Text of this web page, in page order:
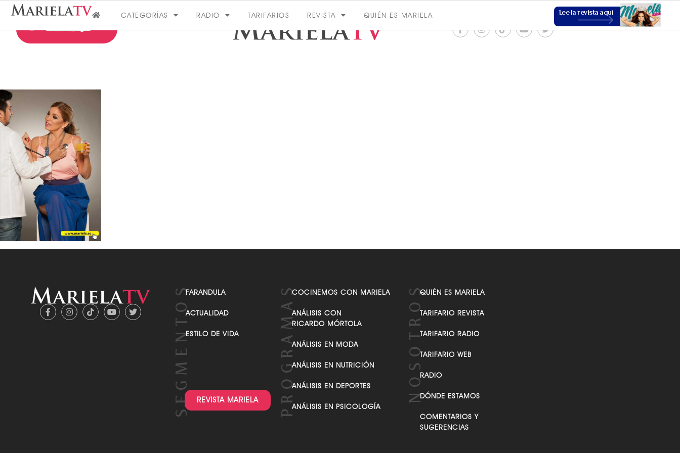
CATEGORÍAS RADIO TARIFARIOS REVISTA QUIÉN ES MARIELA Lee la revista aquí
VER MÁS
FARANDULA
ACTUALIDAD
ESTILO DE VIDA
REVISTA MARIELA
COCINEMOS CON MARIELA
ANÁLISIS CON
RICARDO MÓRTOLA
ANÁLISIS EN MODA
ANÁLISIS EN NUTRICIÓN
ANÁLISIS EN DEPORTES
ANÁLISIS EN PSICOLOGÍA
QUIÉN ES MARIELA
TARIFARIO REVISTA
TARIFARIO RADIO
TARIFARIO WEB
RADIO
DÓNDE ESTAMOS
COMENTARIOS Y
SUGERENCIAS